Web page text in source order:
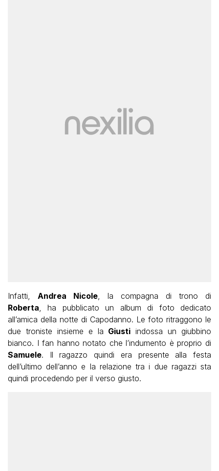
Infatti, Andrea Nicole , la compagna di trono di
Roberta , ha pubblicato un album di foto dedicato
all’amica della notte di Capodanno. Le foto ritraggono le
due troniste insieme e la Giusti indossa un giubbino
bianco. I fan hanno notato che l’indumento è proprio di
Samuele. Il ragazzo quindi era presente alla festa
dell’ultimo dell’anno e la relazione tra i due ragazzi sta
quindi procedendo per il verso giusto.